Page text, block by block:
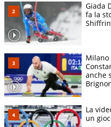
Giada
fa la
Milano
anche
La
un